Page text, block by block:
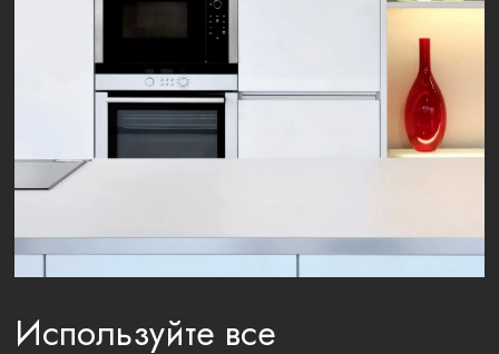
Используйте все